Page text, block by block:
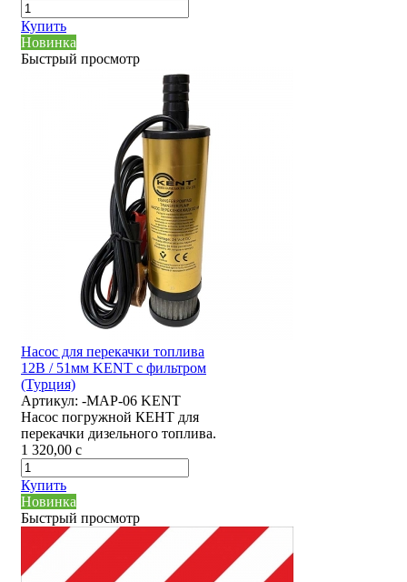
Купить
Новинка
Быстрый просмотр
Насос для перекачки топлива
12В / 51мм KENT с фильтром
(Турция)
Артикул: -MAP-06 KENT
Насос погружной КЕНТ для
перекачки дизельного топлива.
1 320,00 c
Купить
Новинка
Быстрый просмотр